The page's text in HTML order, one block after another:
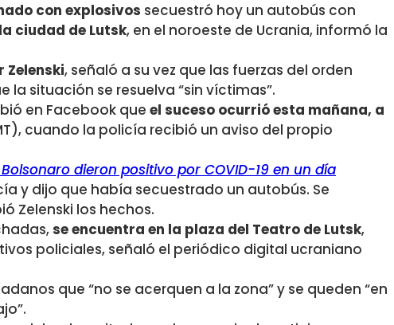
con explosivos secuestró hoy un autobús con
ciudad de Lutsk, en el noroeste de Ucrania, informó la
Zelenski, señaló a su vez que las fuerzas del orden
situación se resuelva “sin víctimas”.
en Facebook que el suceso ocurrió esta mañana, a
cuando la policía recibió un aviso del propio
dieron positivo por COVID-19 en un día
y dijo que había secuestrado un autobús. Se
Zelenski los hechos.
se encuentra en la plaza del Teatro de Lutsk,
policiales, señaló el periódico digital ucraniano
que “no se acerquen a la zona” y se queden “en